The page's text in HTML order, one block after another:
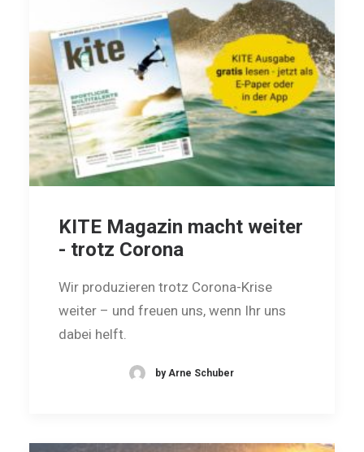
KITE Magazin macht weiter
- trotz Corona
Wir produzieren trotz Corona-Krise
weiter – und freuen uns, wenn Ihr uns
dabei helft.
by Arne Schuber